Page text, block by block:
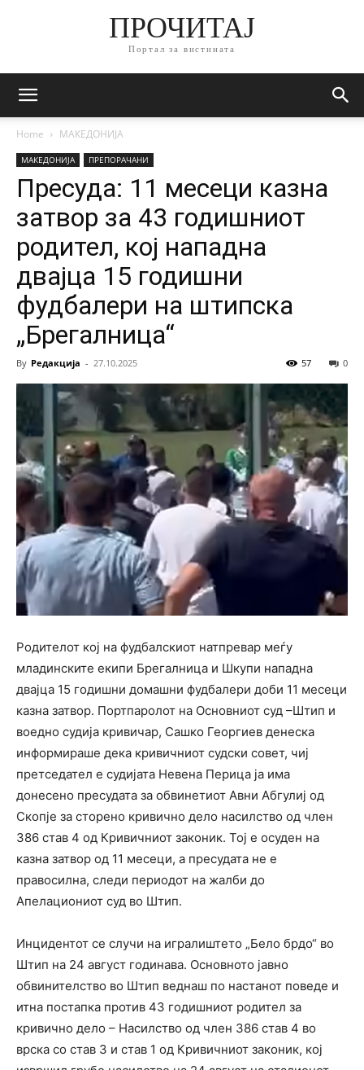
ПРОЧИТАЈ
Портал за вистината
Home МАКЕДОНИЈА
МАКЕДОНИЈА ПРЕПОРАЧАНИ
Пресуда: 11 месеци казна
затвор за 43 годишниот
родител, кој нападна
двајца 15 годишни
фудбалери на штипска
„Брегалница“
By Редакција - 27.10.2025 0
57
Родителот кој на фудбалскиот натпревар меѓу
младинските екипи Брегалница и Шкупи нападна
двајца 15 годишни домашни фудбалери доби 11 месеци
казна затвор. Портпаролот на Основниот суд –Штип и
воедно судија кривичар, Сашко Георгиев денеска
информираше дека кривичниот судски совет, чиј
претседател е судијата Невена Перица ја има
донесено пресудата за обвинетиот Авни Абгулиј од
Скопје за сторено кривично дело насилство од член
386 став 4 од Кривичниот законик. Тој е осуден на
казна затвор од 11 месеци, а пресудата не е
правосилна, следи периодот на жалби до
Апелациониот суд во Штип.
Инцидентот се случи на игралиштето „Бело брдо“ во
Штип на 24 август годинава. Основното јавно
обвинителство во Штип веднаш по настанот поведе и
итна постапка против 43 годишниот родител за
кривично дело – Насилство од член 386 став 4 во
врска со став 3 и став 1 од Кривичниот законик, кој